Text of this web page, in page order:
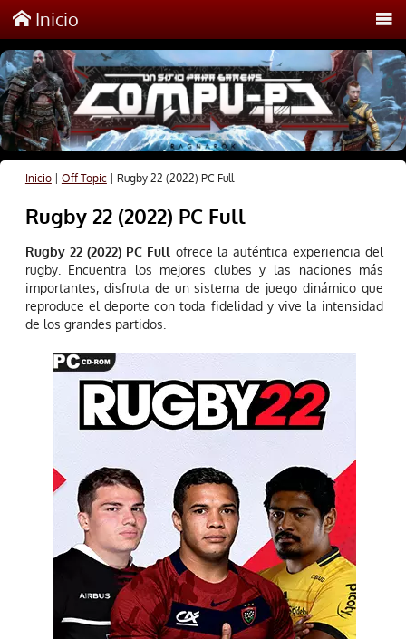
Inicio
Inicio| Off Topic| Rugby 22 (2022) PC Full
Rugby 22 (2022) PC Full
Rugby 22 (2022) PC Full ofrece la auténtica experiencia del
rugby. Encuentra los mejores clubes y las naciones más
importantes, disfruta de un sistema de juego dinámico que
reproduce el deporte con toda fidelidad y vive la intensidad
de los grandes partidos.